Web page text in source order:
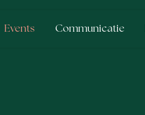
Events Communicatie